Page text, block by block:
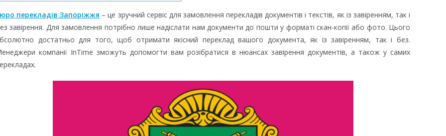
перекладів Запоріжжя – це зручний сервіс для замовлення перекладів документів і текстів, як із завіренням, так і
завірення. Для замовлення потрібно лише надіслати нам документи до пошти у форматі скан-копії або фото. Цього
достатньо для того, щоб отримати якісний переклад вашого документа, як із завіренням, так і без.
компанії InTime зможуть допомогти вам розібратися в нюансах завірення документів, а також у самих